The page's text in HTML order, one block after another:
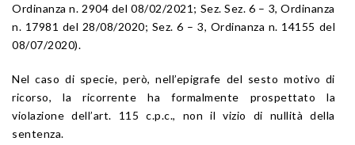
Ordinanza n. 2904 del 08/02/2021; Sez. Sez. 6 – 3, Ordinanza
n. 17981 del 28/08/2020; Sez. 6 – 3, Ordinanza n. 14155 del
08/07/2020).
Nel caso di specie, però, nell’epigrafe del sesto motivo di
ricorso, la ricorrente ha formalmente prospettato la
violazione dell’art. 115 c.p.c., non il vizio di nullità della
sentenza.